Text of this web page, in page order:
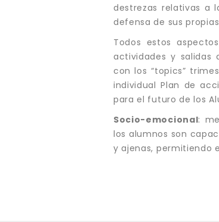
destrezas relativas a
defensa de sus
Todos estos
actividades y salidas
con los “topics”
individual Plan de
para el futuro de los
Socio-emocional:
los alumnos son
y ajenas, permitiendo